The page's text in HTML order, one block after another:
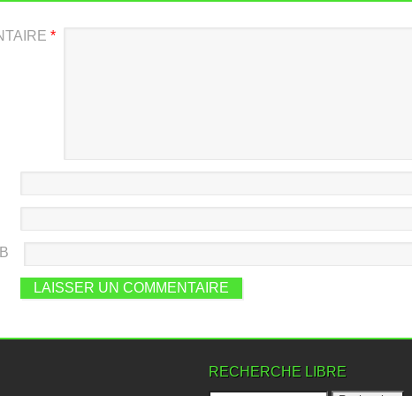
*
RECHERCHE LIBRE